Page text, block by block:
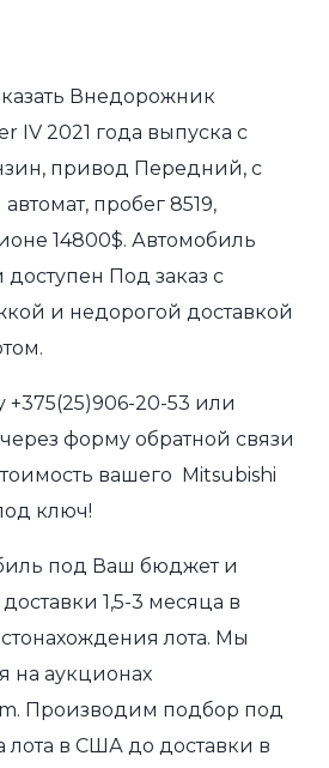
Внедорожник
IV 2021 года выпуска с
привод Передний, с
пробег 8519,
14800$. Автомобиль
Под заказ с
и недорогой доставкой
+375(25)906-20-53 или
форму обратной связи
вашего Mitsubishi
ключ!
под Ваш бюджет и
1,5-3 месяца в
лота. Мы
на аукционах
Производим подбор под
в США до доставки в